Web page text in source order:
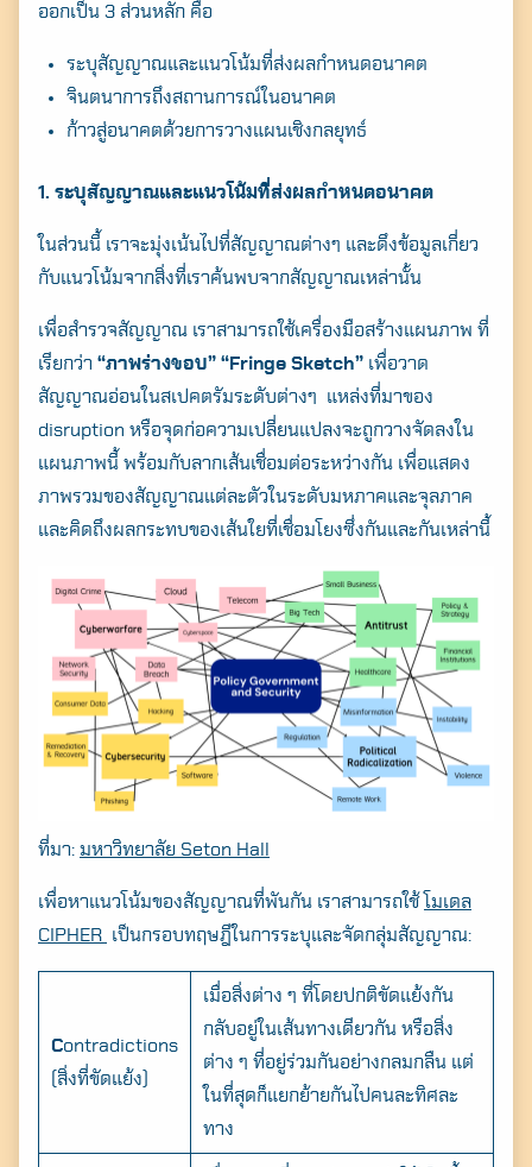
ออกเป็น 3 ส่วนหลัก คือ
ระบุสัญญาณและแนวโน้มที่ส่งผลกำหนดอนาคต
จินตนาการถึงสถานการณ์ในอนาคต
ก้าวสู่อนาคตด้วยการวางแผนเชิงกลยุทธ์
1. ระบุสัญญาณและแนวโน้มที่ส่งผลกำหนดอนาคต
ในส่วนนี้ เราจะมุ่งเน้นไปที่สัญญาณต่างๆ และดึงข้อมูลเกี่ยว
กับแนวโน้มจากสิ่งที่เราค้นพบจากสัญญาณเหล่านั้น
เพื่อสำรวจสัญญาณ เราสามารถใช้เครื่องมือสร้างแผนภาพ ที่
เรียกว่า “ภาพร่างขอบ” “Fringe Sketch” เพื่อวาด
สัญญาณอ่อนในสเปคตรัมระดับต่างๆ แหล่งที่มาของ
disruption หรือจุดก่อความเปลี่ยนแปลงจะถูกวางจัดลงใน
แผนภาพนี้ พร้อมกับลากเส้นเชื่อมต่อระหว่างกัน เพื่อแสดง
ภาพรวมของสัญญาณแต่ละตัวในระดับมหภาคและจุลภาค
และคิดถึงผลกระทบของเส้นใยที่เชื่อมโยงซึ่งกันและกันเหล่านี้
ที่มา: มหาวิทยาลัย Seton Hall
เพื่อหาแนวโน้มของสัญญาณที่พันกัน เราสามารถใช้ โมเดล
CIPHER เป็นกรอบทฤษฎีในการระบุและจัดกลุ่มสัญญาณ:
Contradictions
(สิ่งที่ขัดแย้ง)
เมื่อสิ่งต่าง ๆ ที่โดยปกติขัดแย้งกัน
กลับอยู่ในเส้นทางเดียวกัน หรือสิ่ง
ต่าง ๆ ที่อยู่ร่วมกันอย่างกลมกลืน แต่
ในที่สุดก็แยกย้ายกันไปคนละทิศละ
ทาง